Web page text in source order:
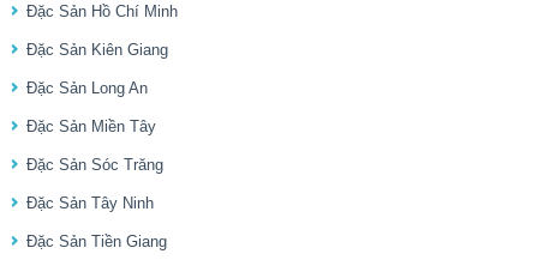
Đặc Sản Hồ Chí Minh
Đặc Sản Kiên Giang
Đặc Sản Long An
Đặc Sản Miền Tây
Đặc Sản Sóc Trăng
Đặc Sản Tây Ninh
Đặc Sản Tiền Giang